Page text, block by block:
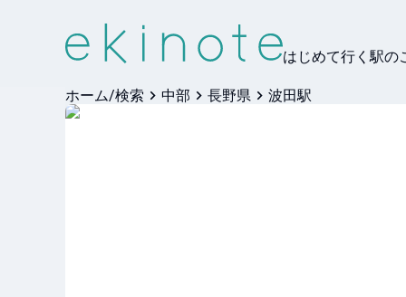
はじめて行く駅の
ホーム/検索 中部 長野県 波田駅